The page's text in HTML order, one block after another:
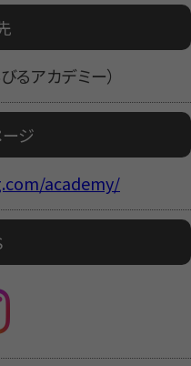
るアカデミー）
ジ
academy/